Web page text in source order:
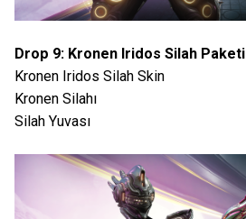
Drop 9: Kronen Iridos Silah Paketi
Kronen Iridos Silah Skin
Kronen Silahı
Silah Yuvası